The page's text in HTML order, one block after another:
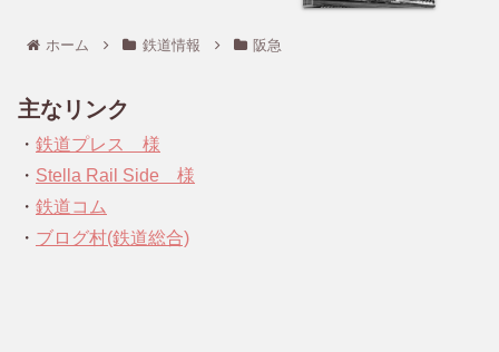
ホーム 鉄道情報 阪急
主なリンク
・ 鉄道プレス 様
・ Stella Rail Side 様
・ 鉄道コム
・ ブログ村(鉄道総合)